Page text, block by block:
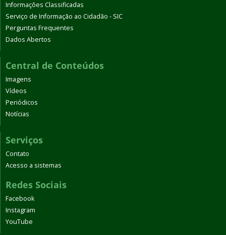
Informações Classificadas
Serviço de Informação ao Cidadão - SIC
Perguntas Frequentes
Dados Abertos
Central de Conteúdos
Imagens
Vídeos
Periódicos
Notícias
Serviços
Contato
Acesso a sistemas
Redes Sociais
Facebook
Instagram
YouTube